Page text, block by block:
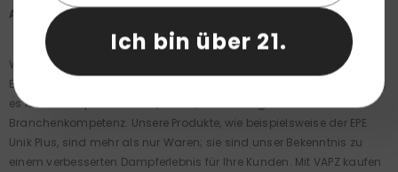
Abschluss
Wenn Sie größere Einkäufe planen oder Sonderanfertigungen in
Betracht ziehen, denken Sie daran: VAPZ ist mehr als nur eine Marke;
es ist ein Versprechen für Qualität, Zuverlässigkeit und
Branchenkompetenz. Unsere Produkte, wie beispielsweise der EPE
Unik Plus, sind mehr als nur Waren; sie sind unser Bekenntnis zu
einem verbesserten Dampferlebnis für Ihre Kunden. Mit VAPZ kaufen
Ich bin über 21.